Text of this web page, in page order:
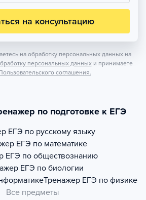
на консультацию
на обработку персональных данных на
персональных данных и принимаете
соглашения.
по подготовке к ЕГЭ
ЕГЭ по русскому языку
ЕГЭ по математике
ЕГЭ по обществознанию
ЕГЭ по биологии
Тренажер ЕГЭ по физике
Все предметы